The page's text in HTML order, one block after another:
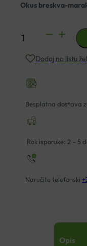
Okus breskva-
ENCIAN
ŠUMEĆE
A20
količina
Dodaj na listu
Besplatna dostava
Rok isporuke: 2 – 5
Naručite telefonski
Opis